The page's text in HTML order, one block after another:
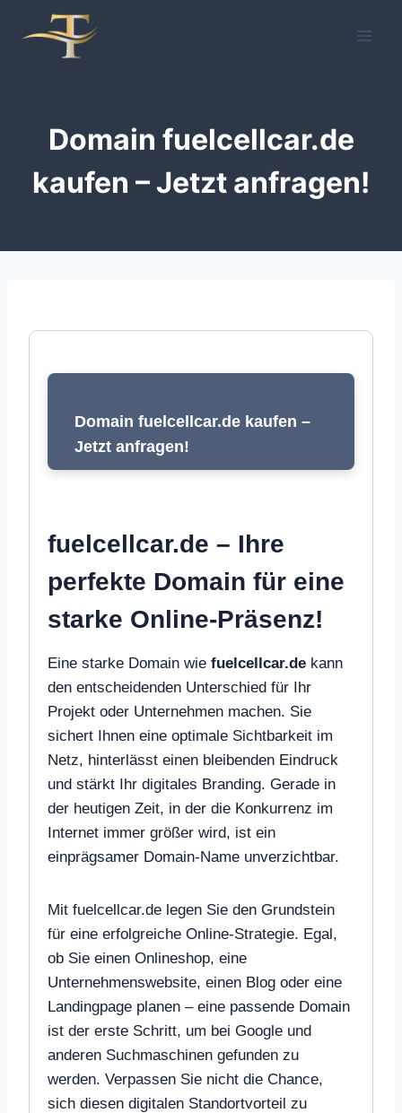
Inhalt
Domain fuelcellcar.de
kaufen – Jetzt anfragen!
Domain fuelcellcar.de kaufen –
Jetzt anfragen!
fuelcellcar.de – Ihre
perfekte Domain für eine
starke Online-Präsenz!
Eine starke Domain wie fuelcellcar.de kann
den entscheidenden Unterschied für Ihr
Projekt oder Unternehmen machen. Sie
sichert Ihnen eine optimale Sichtbarkeit im
Netz, hinterlässt einen bleibenden Eindruck
und stärkt Ihr digitales Branding. Gerade in
der heutigen Zeit, in der die Konkurrenz im
Internet immer größer wird, ist ein
einprägsamer Domain-Name unverzichtbar.
Mit fuelcellcar.de legen Sie den Grundstein
für eine erfolgreiche Online-Strategie. Egal,
ob Sie einen Onlineshop, eine
Unternehmenswebsite, einen Blog oder eine
Landingpage planen – eine passende Domain
ist der erste Schritt, um bei Google und
anderen Suchmaschinen gefunden zu
werden. Verpassen Sie nicht die Chance,
sich diesen digitalen Standortvorteil zu